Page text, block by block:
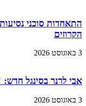
התאחדות סוכני
הקרוזים
3 באוגוסט 2026
אבי לרנר בסינגל
3 באוגוסט 2026